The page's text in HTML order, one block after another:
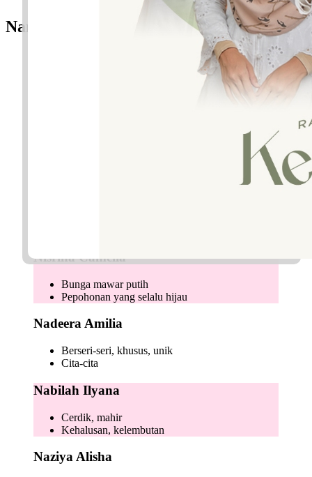
Nama Perempuan
Nisrina Camelia
Bunga mawar putih
Pepohonan yang selalu hijau
Nadeera Amilia
Berseri-seri, khusus, unik
Cita-cita
Nabilah Ilyana
Cerdik, mahir
Kehalusan, kelembutan
Naziya Alisha